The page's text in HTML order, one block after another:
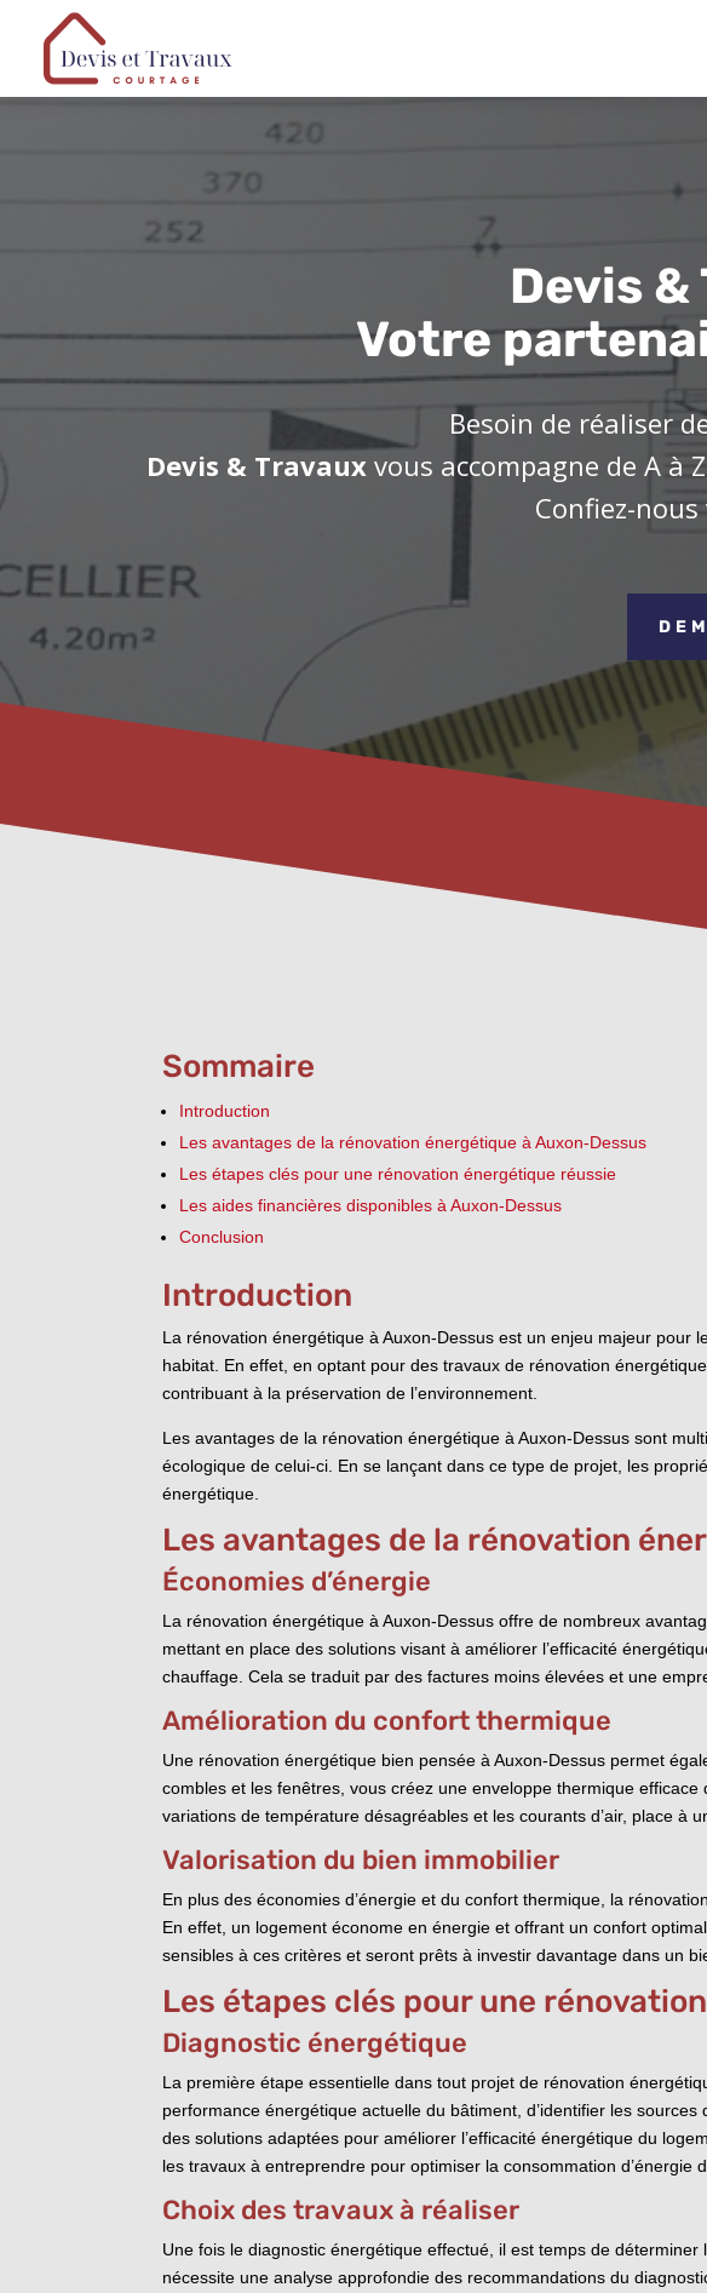
Devis
Votre
Besoin de réaliser
Devis & Travaux vous accompagne de A à
Confiez-
Sommaire
Introduction
Les avantages de la rénovation énergétique à Auxon-Dessus
Les étapes clés pour une rénovation énergétique réussie
Les aides financières disponibles à Auxon-Dessus
Conclusion
Introduction
La rénovation énergétique à Auxon-Dessus est un enjeu majeur pour
habitat. En effet, en optant pour des travaux de rénovation
contribuant à la préservation de l’environnement.
Les avantages de la rénovation énergétique à Auxon-Dessus sont
écologique de celui-ci. En se lançant dans ce type de projet, les
énergétique.
Les avantages de la rénovation
Économies d’énergie
La rénovation énergétique à Auxon-Dessus offre de nombreux
mettant en place des solutions visant à améliorer l’efficacité
chauffage. Cela se traduit par des factures moins élevées et une
Amélioration du confort thermique
Une rénovation énergétique bien pensée à Auxon-Dessus permet
combles et les fenêtres, vous créez une enveloppe thermique
variations de température désagréables et les courants d’air, place à
Valorisation du bien immobilier
En plus des économies d’énergie et du confort thermique, la
En effet, un logement économe en énergie et offrant un confort
sensibles à ces critères et seront prêts à investir davantage dans un
Les étapes clés pour une
Diagnostic énergétique
La première étape essentielle dans tout projet de rénovation
performance énergétique actuelle du bâtiment, d’identifier les
des solutions adaptées pour améliorer l’efficacité énergétique du
les travaux à entreprendre pour optimiser la consommation d’énergie
Choix des travaux à réaliser
Une fois le diagnostic énergétique effectué, il est temps de
nécessite une analyse approfondie des recommandations du